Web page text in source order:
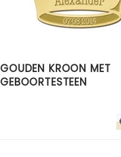
GOUDEN KROON MET
GEBOORTESTEEN